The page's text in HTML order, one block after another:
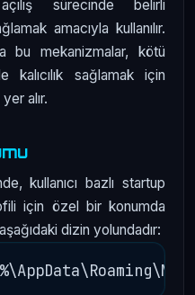
sürecinde belirli
amacıyla kullanılır.
bu mekanizmalar, kötü
kalıcılık sağlamak için
alır.
kullanıcı bazlı startup
için özel bir konumda
dizin yolundadır: